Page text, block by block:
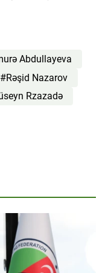
Abdullayeva
#Rəşid Nazarov
Rzazadə